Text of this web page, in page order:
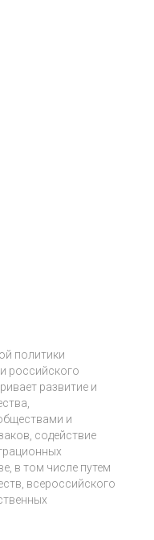
политики
российского
развитие и
и
содействие
в том числе путем
всероссийского